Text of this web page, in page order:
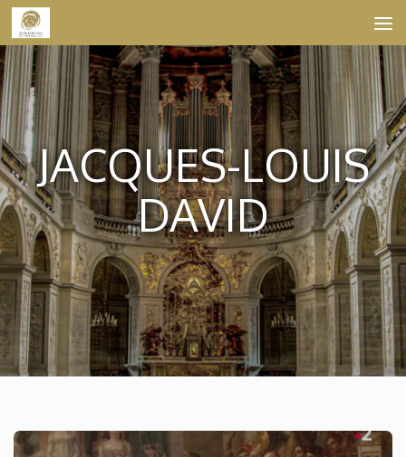
Skip to content
JACQUES-LOUIS
DAVID